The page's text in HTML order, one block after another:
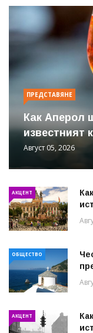
ПРЕДСТАВЯНЕ
Как Аперол
известният
Август 05, 2026
АКЦЕНТ
ОБЩЕСТВО
АКЦЕНТ